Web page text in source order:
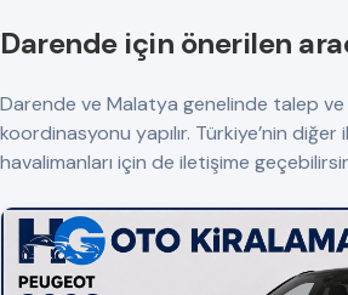
Darende için önerilen
Darende ve Malatya genelinde talep
koordinasyonu yapılır. Türkiye’nin diğer
havalimanları için de iletişime